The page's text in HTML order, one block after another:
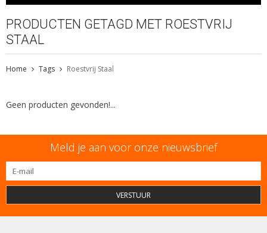
PRODUCTEN GETAGD MET ROESTVRIJ
STAAL
Home Tags Roestvrij Staal
Geen producten gevonden!...
Meld je aan voor onze nieuwsbrief
VERSTUUR